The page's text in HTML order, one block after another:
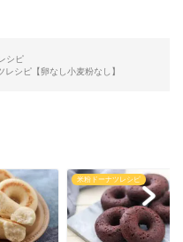
シピ
シピ【卵なし小麦粉なし】
米粉ドーナツレシピ